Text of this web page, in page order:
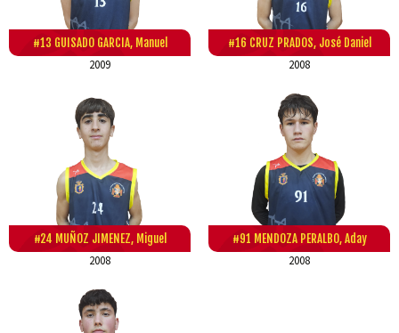
#13 GUISADO GARCIA, Manuel
2009
#16 CRUZ PRADOS, José Daniel
2008
#24 MUÑOZ JIMENEZ, Miguel
2008
#91 MENDOZA PERALBO, Aday
2008